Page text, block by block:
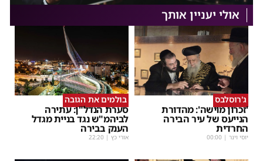
אולי יעניין אותך
ג'רוסלבס
'זכרון מוישה': מהדורת
הנייעס של עיר הבירה
החרדית
יוסי וינר |
00:00
בולמים את הגובה
סערת הנדל"ן: עתירה
לביהמ"ש נגד בניית מגדל
הענק בבירה
אורי כץ |
22:20